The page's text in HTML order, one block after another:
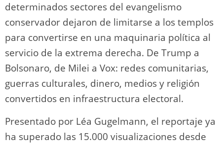
determinados sectores del evangelismo
conservador dejaron de limitarse a los templos
para convertirse en una maquinaria política al
servicio de la extrema derecha. De Trump a
Bolsonaro, de Milei a Vox: redes comunitarias,
guerras culturales, dinero, medios y religión
convertidos en infraestructura electoral.
Presentado por Léa Gugelmann, el reportaje ya
ha superado las 15.000 visualizaciones desde